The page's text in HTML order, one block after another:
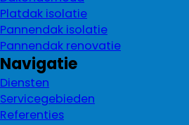
Platdak isolatie
Pannendak isolatie
Pannendak renovatie
Navigatie
Diensten
Servicegebieden
Referenties